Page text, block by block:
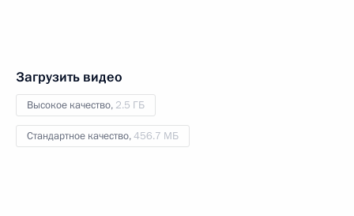
Загрузить видео
Высокое качество, 2.5 ГБ
Стандартное качество,456.7 МБ